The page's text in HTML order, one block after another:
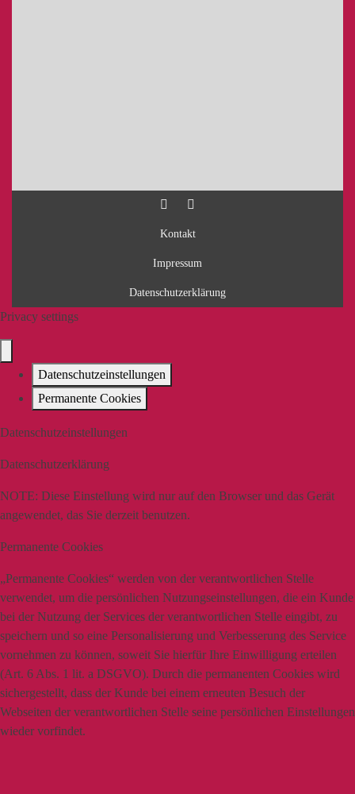
Kontakt
Impressum
Datenschutzerklärung
Privacy settings
Datenschutzeinstellungen
Permanente Cookies
Datenschutzeinstellungen
Datenschutzerklärung
NOTE: Diese Einstellung wird nur auf den Browser und das Gerät
angewendet, das Sie derzeit benutzen.
Permanente Cookies
„Permanente Cookies“ werden von der verantwortlichen Stelle
verwendet, um die persönlichen Nutzungseinstellungen, die ein Kunde
bei der Nutzung der Services der verantwortlichen Stelle eingibt, zu
speichern und so eine Personalisierung und Verbesserung des Service
vornehmen zu können, soweit Sie hierfür Ihre Einwilligung erteilen
(Art. 6 Abs. 1 lit. a DSGVO). Durch die permanenten Cookies wird
sichergestellt, dass der Kunde bei einem erneuten Besuch der
Webseiten der verantwortlichen Stelle seine persönlichen Einstellungen
wieder vorfindet.